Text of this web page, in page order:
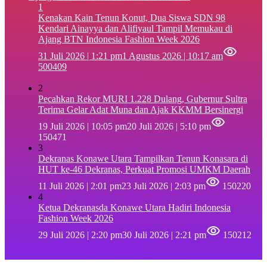
1
‎Kenakan Kain Tenun Konut, Dua Siswa SDN 98
Kendari Ainayya dan Alifiyaul Tampil Memukau di
Ajang BTN Indonesia Fashion Week 2026
31 Juli 2026 | 1:21 pm1 Agustus 2026 | 10:17 am
500409
2
Pecahkan Rekor MURI 1.228 Dulang, Gubernur Sultra
Terima Gelar Adat Muna dan Ajak KKMM Bersinergi
19 Juli 2026 | 10:05 pm20 Juli 2026 | 5:10 pm
150471
3
Dekranas Konawe Utara Tampilkan Tenun Konasara di
HUT ke-46 Dekranas, Perkuat Promosi UMKM Daerah
11 Juli 2026 | 2:01 pm23 Juli 2026 | 2:03 pm
150220
4
Ketua Dekranasda Konawe Utara Hadiri Indonesia
Fashion Week 2026
29 Juli 2026 | 2:20 pm30 Juli 2026 | 2:21 pm 150212